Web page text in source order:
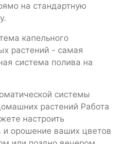
на стандартную
капельного
растений - самая
система полива на
системы
растений Работа
настроить
и орошение ваших цветов